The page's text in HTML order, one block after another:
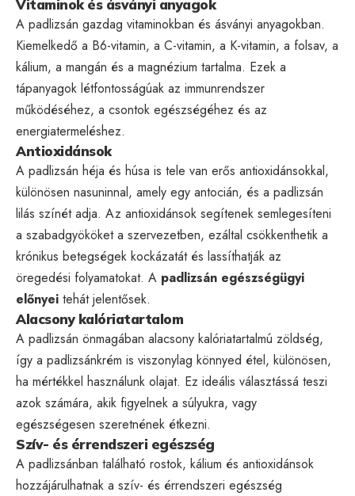
Vitaminok és ásványi anyagok
A padlizsán gazdag vitaminokban és ásványi anyagokban.
Kiemelkedő a B6-vitamin, a C-vitamin, a K-vitamin, a folsav, a
kálium, a mangán és a magnézium tartalma. Ezek a
tápanyagok létfontosságúak az immunrendszer
működéséhez, a csontok egészségéhez és az
energiatermeléshez.
Antioxidánsok
A padlizsán héja és húsa is tele van erős antioxidánsokkal,
különösen nasuninnal, amely egy antocián, és a padlizsán
lilás színét adja. Az antioxidánsok segítenek semlegesíteni
a szabadgyököket a szervezetben, ezáltal csökkenthetik a
krónikus betegségek kockázatát és lassíthatják az
öregedési folyamatokat. A padlizsán egészségügyi
előnyei tehát jelentősek.
Alacsony kalóriatartalom
A padlizsán önmagában alacsony kalóriatartalmú zöldség,
így a padlizsánkrém is viszonylag könnyed étel, különösen,
ha mértékkel használunk olajat. Ez ideális választássá teszi
azok számára, akik figyelnek a súlyukra, vagy
egészségesen szeretnének étkezni.
Szív- és érrendszeri egészség
A padlizsánban található rostok, kálium és antioxidánsok
hozzájárulhatnak a szív- és érrendszeri egészség